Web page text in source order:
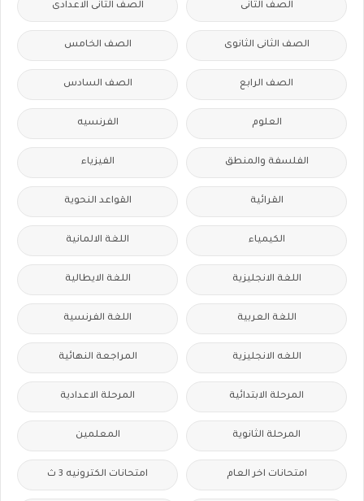
الصف الثانى الصف الثانى الاعدادى
الصف الثانى الثانوى الصف الخامس
الصف الرابع الصف السادس
العلوم الفرنسيه
الفلسفة والمنطق الفيزياء
القرائية القواعد النحوية
الكيمياء اللغة الالمانية
اللغة الانجليزية اللغة الايطالية
اللغة العربية اللغة الفرنسية
اللغه الانجليزية المراجعة النهائية
المرحلة الابتدائية المرحلة الاعدادية
المرحلة الثانوية المعلمين
امتحانات اخر العام امتحانات الكترونيه 3 ث